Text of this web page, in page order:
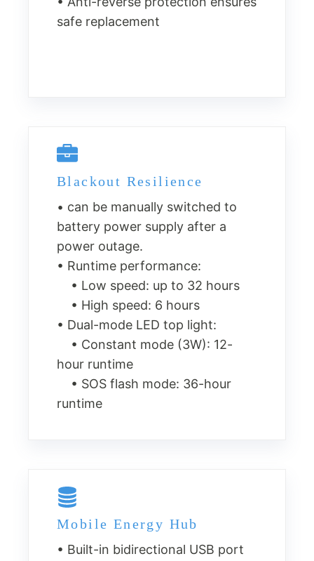
safe replacement
Blackout Resilience
• can be manually switched to
battery power supply after a
power outage.
• Runtime performance:
• Low speed: up to 32 hours
• High speed: 6 hours
• Dual-mode LED top light:
• Constant mode (3W): 12-
hour runtime
• SOS flash mode: 36-hour
runtime
Mobile Energy Hub
• Built-in bidirectional USB port